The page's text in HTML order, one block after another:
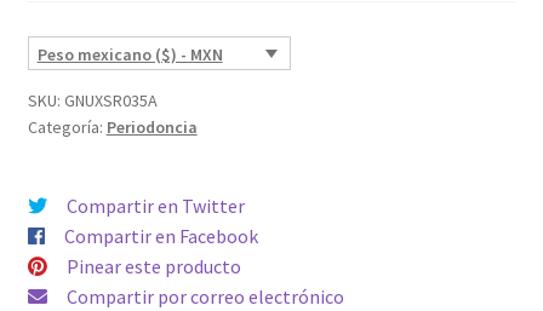
Peso mexicano ($) - MXN
SKU: GNUXSR035A
Categoría: Periodoncia
Compartir en Twitter
Compartir en Facebook
Pinear este producto
Compartir por correo electrónico